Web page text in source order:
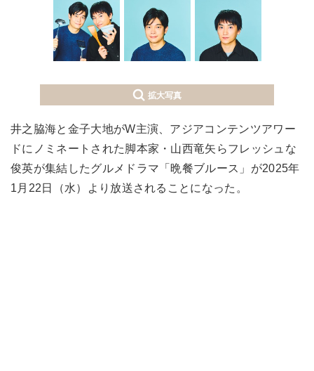
拡大写真
井之脇海と金子大地がW主演、アジアコンテンツアワー
ドにノミネートされた脚本家・山西竜矢らフレッシュな
俊英が集結したグルメドラマ「晩餐ブルース」が2025年
1月22日（水）より放送されることになった。